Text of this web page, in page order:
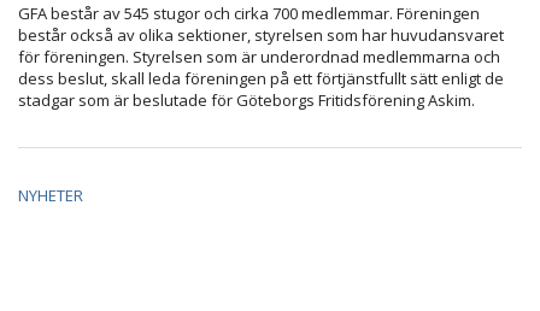
GFA består av 545 stugor och cirka 700 medlemmar. Föreningen
består också av olika sektioner, styrelsen som har huvudansvaret
för föreningen. Styrelsen som är underordnad medlemmarna och
dess beslut, skall leda föreningen på ett förtjänstfullt sätt enligt de
stadgar som är beslutade för Göteborgs Fritidsförening Askim.
NYHETER